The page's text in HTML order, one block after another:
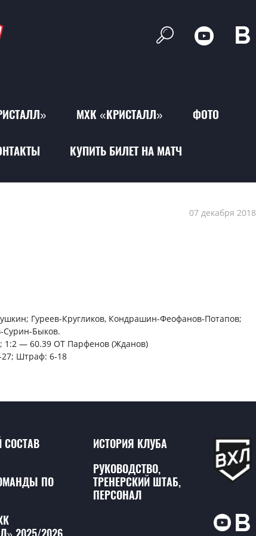
МХК «КРИСТАЛЛ» ФОТО
КУПИТЬ БИЛЕТ НА МАТЧ
07 декабря 2018
Гуреев-Кругликов, Кондрашин-Феофанов-Потапов;
Сурин-Быков.
— 60.39 ОТ Парфенов (Жданов)
27; Штраф: 6-18
СОСТАВ
ПО
ИСТОРИЯ КЛУБА
РУКОВОДСТВО,
ТРЕНЕРСКИЙ ШТАБ,
ПЕРСОНАЛ